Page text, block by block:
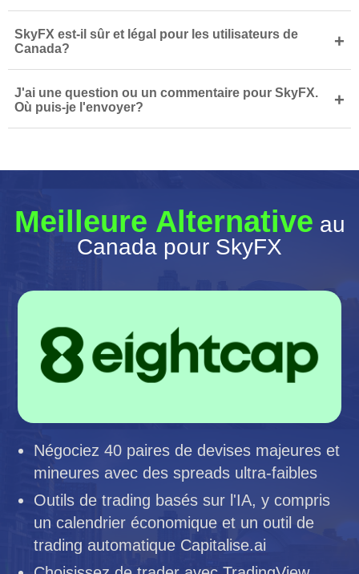
SkyFX est-il sûr et légal pour les utilisateurs de
Canada?
+
J'ai une question ou un commentaire pour SkyFX.
Où puis-je l'envoyer?
+
Meilleure Alternative au
Canada pour SkyFX
Négociez 40 paires de devises majeures et
mineures avec des spreads ultra-faibles
Outils de trading basés sur l'IA, y compris
un calendrier économique et un outil de
trading automatique Capitalise.ai